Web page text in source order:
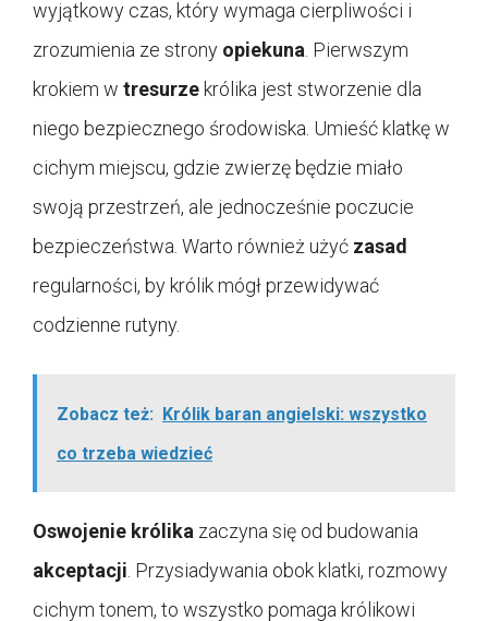
wyjątkowy czas, który wymaga cierpliwości i
zrozumienia ze strony opiekuna . Pierwszym
krokiem w tresurzekrólika jest stworzenie dla
niego bezpiecznego środowiska. Umieść klatkę w
cichym miejscu, gdzie zwierzę będzie miało
swoją przestrzeń, ale jednocześnie poczucie
bezpieczeństwa. Warto również użyć zasad
regularności, by królik mógł przewidywać
codzienne rutyny.
Zobacz też: Królik baran angielski: wszystko
co trzeba wiedzieć
Oswojenie królika zaczyna się od budowania
akceptacji . Przysiadywania obok klatki, rozmowy
cichym tonem, to wszystko pomaga królikowi